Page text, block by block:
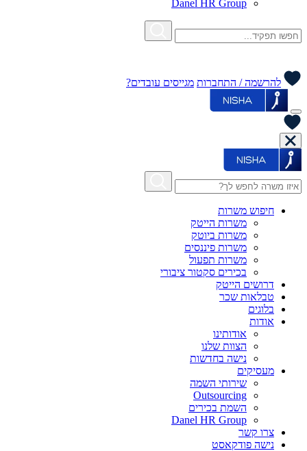
Danel HR Group
להרשמה / התחברות מגייסים עובדים?
חיפוש משרות
משרות הייטק
משרות ביוטק
משרות פיננסים
משרות תפעול
בכירים סקטור ציבורי
דרושים הייטק
טבלאות שכר
בלוגים
אודות
אודותינו
הצוות שלנו
נישה בחדשות
מעסיקים
שירותי השמה
Outsourcing
השמת בכירים
Danel HR Group
צרו קשר
נישה פודקאסט